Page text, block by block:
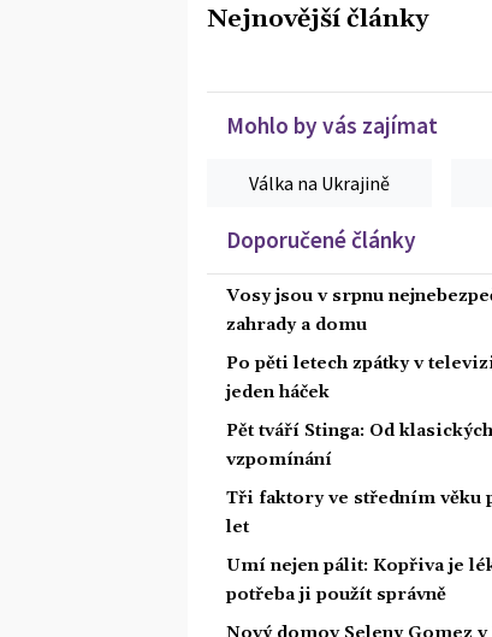
Nejnovější články
Mohlo by vás zajímat
Válka na Ukrajině
Doporučené články
Vosy jsou v srpnu
zahrady a domu
Po pěti letech zpátky v
jeden háček
Pět tváří Stinga: Od
vzpomínání
Tři faktory ve středním věku
let
Umí nejen pálit: Kopřiva je
potřeba ji použít správně